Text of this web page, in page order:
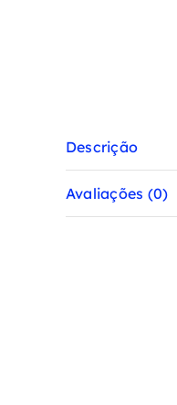
Descrição
Avaliações (0)